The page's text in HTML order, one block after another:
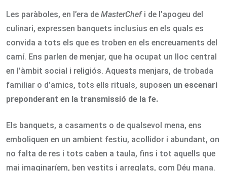
Les paràboles, en l’era de MasterChefi de l’apogeu del
culinari, expressen banquets inclusius en els quals es
convida a tots els que es troben en els encreuaments del
camí. Ens parlen de menjar, que ha ocupat un lloc central
en l’àmbit social i religiós. Aquests menjars, de trobada
familiar o d’amics, tots ells rituals, suposen un escenari
preponderant en la transmissió de la fe.
Els banquets, a casaments o de qualsevol mena, ens
emboliquen en un ambient festiu, acollidor i abundant, on
no falta de res i tots caben a taula, fins i tot aquells que
mai imaginaríem, ben vestits i arreglats, com Déu mana.